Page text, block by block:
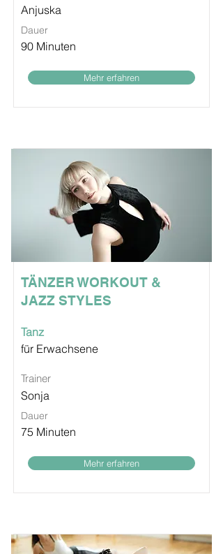
Anjuska
Dauer
90 Minuten
Mehr erfahren
TÄNZER WORKOUT &
JAZZ STYLES
Tanz
für Erwachsene
Trainer
Sonja
Dauer
75 Minuten
Mehr erfahren